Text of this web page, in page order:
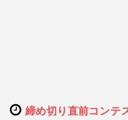
締め切り直前コンテ